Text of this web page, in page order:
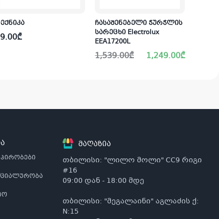
₾
ჩასაშენებელი ჭურჭლის
სარეცხი Electrolux
EEA17200L
1,539.00₾
Original
price
1,249.00₾
Current
price
მაღაზია
თბილისი: "ლილო მოლი" CC9 რიგი
#16
09:00 დან - 18:00 მდე
თბილისი: "მეგალაინი" აგლაძის ქ:
N:15